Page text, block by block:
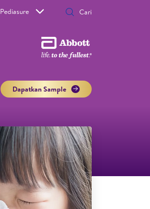
Pediasure
Dapatkan Sample